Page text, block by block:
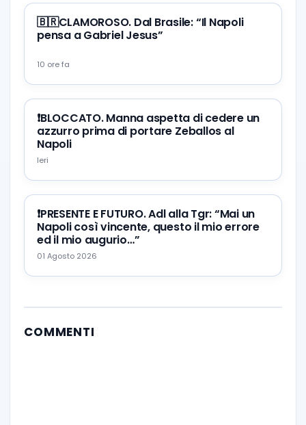
🇧🇷CLAMOROSO. Dal Brasile: “Il Napoli
pensa a Gabriel Jesus”
10 ore fa
❗️BLOCCATO. Manna aspetta di cedere un
azzurro prima di portare Zeballos al
Napoli
Ieri
❗️PRESENTE E FUTURO. Adl alla Tgr: “Mai un
Napoli così vincente, questo il mio errore
ed il mio augurio…”
01 Agosto 2026
COMMENTI